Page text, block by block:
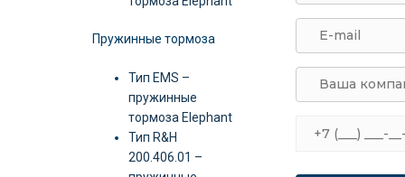
Пружинные тормоза
Тип EMS –
пружинные
тормоза Elephant
Тип R&H
200.406.01 –